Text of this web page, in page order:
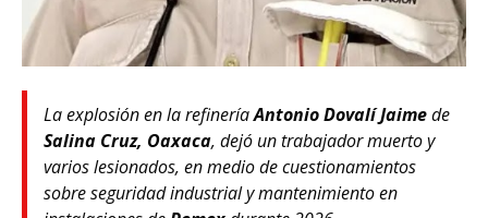
La explosión en la refineríaAntonio Dovalí Jaimede
Salina Cruz, Oaxaca, dejó un trabajador muerto y
varios lesionados, en medio de cuestionamientos
sobre seguridad industrial y mantenimiento en